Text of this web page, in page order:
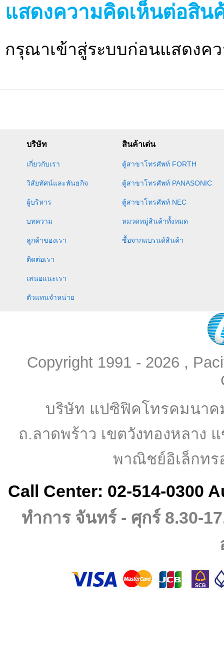
แสดงความคิดเห็นต่อสิน
กรุณาเข้าสู่ระบบก่อนแสดงค
บริษัท
เกี่ยวกับเรา
วิสัยทัศน์และพันธกิจ
ผู้บริหาร
บทความ
ลูกค้าของเรา
ติดต่อเรา
เสนอแนะเรา
ตัวแทนจำหน่าย
สินค้าเด่น
ตู้สาขาโทรศัพท์ FORTH
ตู้สาขาโทรศัพท์ PANASONIC
ตู้สาขาโทรศัพท์ NEC
หมวดหมู่สินค้าทั้งหมด
ซื้อจากแบรนด์สินค้า
Copyright 1991 - 2026 ,
บริษัท แปซิฟิคโทรคมนาค
ถ.ลาดพร้าว เขตวังทองหลาง
พาณิชย์อิเล็กท
Call Center: 02-514-0300
ทำการ จันทร์ - ศุกร์ 8.30-